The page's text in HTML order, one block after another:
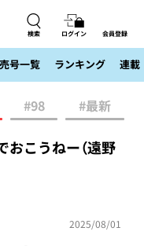
検索 ログイン 会員登録
号一覧 ランキング 連載
#98 #最新
こうねー（遠野
2025/08/01